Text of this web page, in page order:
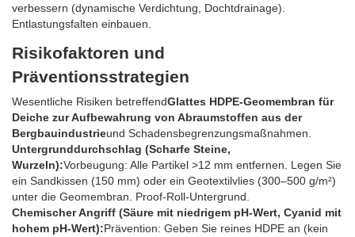
verbessern (dynamische Verdichtung, Dochtdrainage).
Entlastungsfalten einbauen.
Risikofaktoren und
Präventionsstrategien
Wesentliche Risiken betreffendGlattes HDPE-Geomembran für
Deiche zur Aufbewahrung von Abraumstoffen aus der
Bergbauindustrieund Schadensbegrenzungsmaßnahmen.
Untergrunddurchschlag (Scharfe Steine,
Wurzeln):Vorbeugung: Alle Partikel >12 mm entfernen. Legen Sie
ein Sandkissen (150 mm) oder ein Geotextilvlies (300–500 g/m²)
unter die Geomembran. Proof-Roll-Untergrund.
Chemischer Angriff (Säure mit niedrigem pH-Wert, Cyanid mit
hohem pH-Wert):Prävention: Geben Sie reines HDPE an (kein